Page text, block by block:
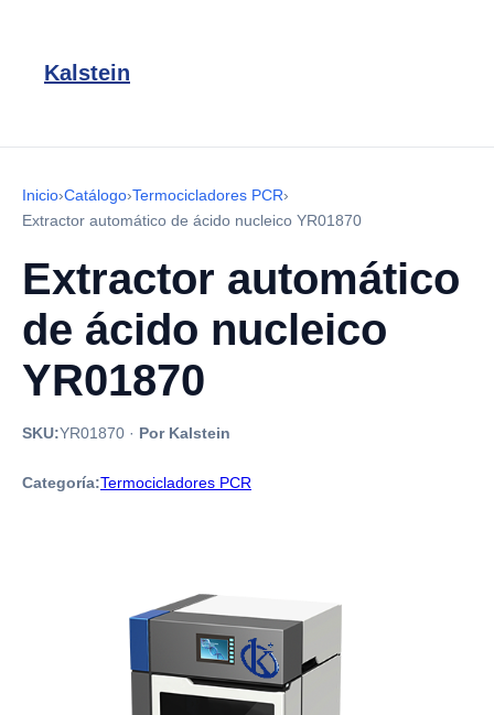
Kalstein
Inicio›Catálogo›Termocicladores PCR›
Extractor automático de ácido nucleico YR01870
Extractor automático
de ácido nucleico
YR01870
SKU:YR01870 · Por Kalstein
Categoría:Termocicladores PCR